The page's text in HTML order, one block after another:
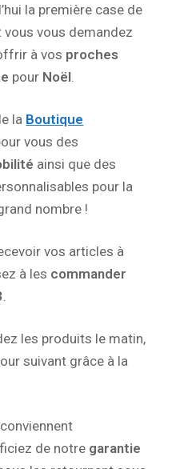
la première case de
vous vous demandez
à vos proches
pour Noël
la Boutique
vous des
ainsi que des
pour la
nombre !
vos articles à
à les commander
les produits le matin,
suivant grâce à la
de notre garantie